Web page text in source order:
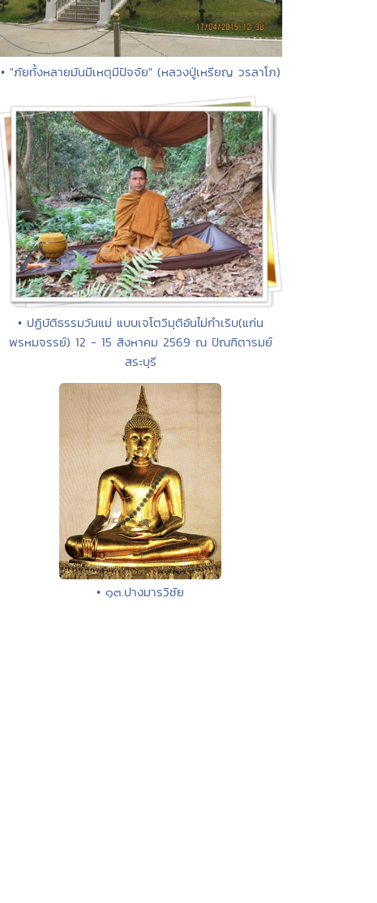
• "ภัยทั้งหลายมันมีเหตุมีปัจจัย" (หลวงปู่เหรียญ วรลาโภ)
• ปฏิบัติธรรมวันแม่ แบบเจโตวิมุติอันไม่กำเริบ(แก่น
พรหมจรรย์) 12 - 15 สิงหาคม 2569 ณ ปัณฑิตารมย์
สระบุรี
• ๑๓.ปางมารวิชัย